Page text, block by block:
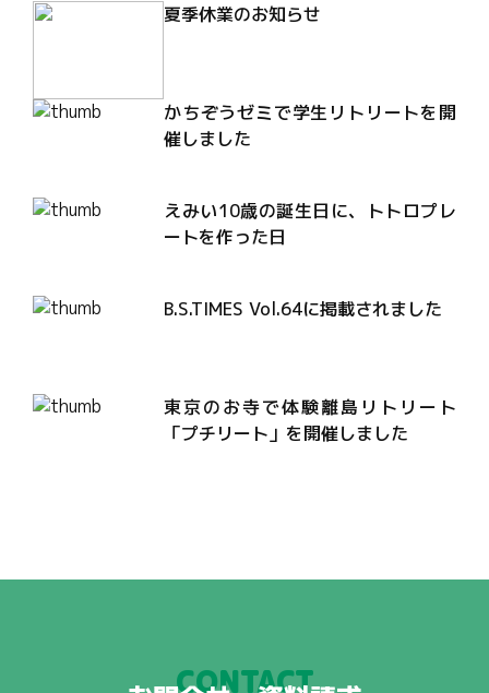
夏季休業のお知らせ
かちぞうゼミで学生リトリートを開
催しました
えみい10歳の誕生日に、トトロプレ
ートを作った日
B.S.TIMES Vol.64に掲載されました
東京のお寺で体験離島リトリート
「プチリート」を開催しました
CONTACT